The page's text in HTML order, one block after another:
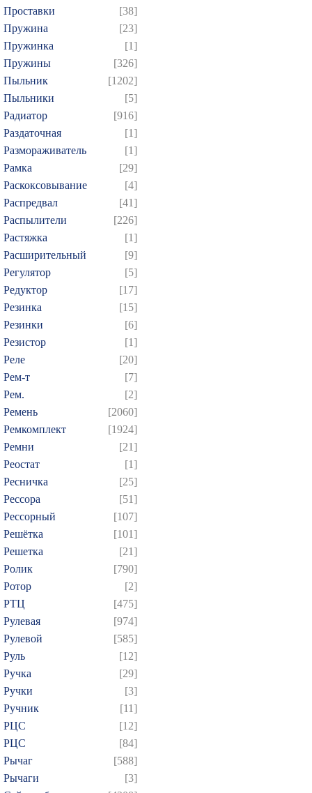
Проставки
[38]
Пружина
[23]
Пружинка
[1]
Пружины
[326]
Пыльник
[1202]
Пыльники
[5]
Радиатор
[916]
Раздаточная
[1]
Размораживатель
[1]
Рамка
[29]
Раскоксовывание
[4]
Распредвал
[41]
Распылители
[226]
Растяжка
[1]
Расширительный
[9]
Регулятор
[5]
Редуктор
[17]
Резинка
[15]
Резинки
[6]
Резистор
[1]
Реле
[20]
Рем-т
[7]
Рем.
[2]
Ремень
[2060]
Ремкомплект
[1924]
Ремни
[21]
Реостат
[1]
Ресничка
[25]
Рессора
[51]
Рессорный
[107]
Решётка
[101]
Решетка
[21]
Ролик
[790]
Ротор
[2]
РТЦ
[475]
Рулевая
[974]
Рулевой
[585]
Руль
[12]
Ручка
[29]
Ручки
[3]
Ручник
[11]
РЦC
[12]
РЦС
[84]
Рычаг
[588]
Рычаги
[3]